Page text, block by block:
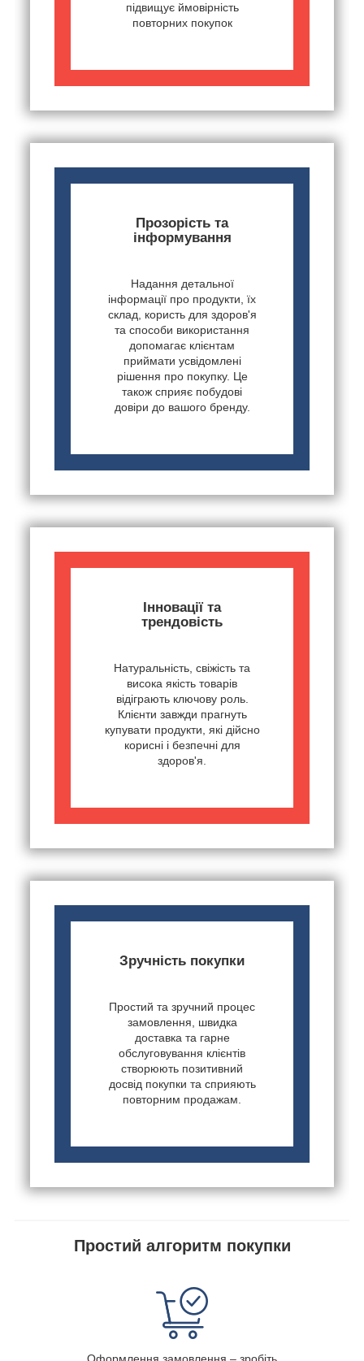
підвищує ймовірність
повторних покупок
Прозорість та
інформування
Надання детальної
інформації про продукти, їх
склад, користь для здоров'я
та способи використання
допомагає клієнтам
приймати усвідомлені
рішення про покупку. Це
також сприяє побудові
довіри до вашого бренду.
Інновації та
трендовість
Натуральність, свіжість та
висока якість товарів
відіграють ключову роль.
Клієнти завжди прагнуть
купувати продукти, які дійсно
корисні і безпечні для
здоров'я.
Зручність покупки
Простий та зручний процес
замовлення, швидка
доставка та гарне
обслуговування клієнтів
створюють позитивний
досвід покупки та сприяють
повторним продажам.
Простий алгоритм покупки